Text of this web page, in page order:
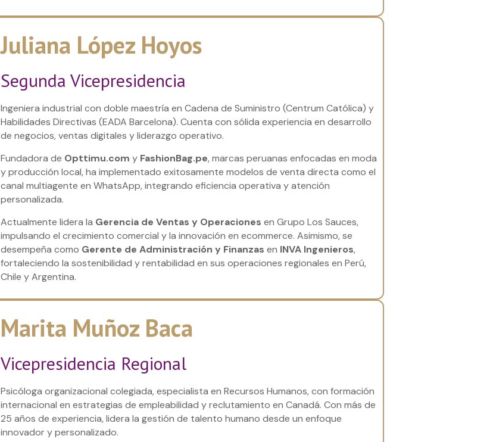
Juliana López Hoyos
Segunda Vicepresidencia
Ingeniera industrial con doble maestría en Cadena de Suministro (Centrum Católica) y
Habilidades Directivas (EADA Barcelona). Cuenta con sólida experiencia en desarrollo
de negocios, ventas digitales y liderazgo operativo.
Fundadora de Opttimu.com y FashionBag.pe, marcas peruanas enfocadas en moda
y producción local, ha implementado exitosamente modelos de venta directa como el
canal multiagente en WhatsApp, integrando eficiencia operativa y atención
personalizada.
Actualmente lidera la Gerencia de Ventas y Operaciones en Grupo Los Sauces,
impulsando el crecimiento comercial y la innovación en ecommerce. Asimismo, se
desempeña como Gerente de Administración y Finanzas en INVA Ingenieros,
fortaleciendo la sostenibilidad y rentabilidad en sus operaciones regionales en Perú,
Chile y Argentina.
Marita Muñoz Baca
Vicepresidencia Regional
Psicóloga organizacional colegiada, especialista en Recursos Humanos, con formación
internacional en estrategias de empleabilidad y reclutamiento en Canadá. Con más de
25 años de experiencia, lidera la gestión de talento humano desde un enfoque
innovador y personalizado.